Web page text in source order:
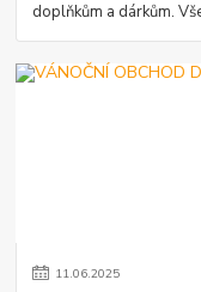
doplňkům a dárkům.
11.06.2025